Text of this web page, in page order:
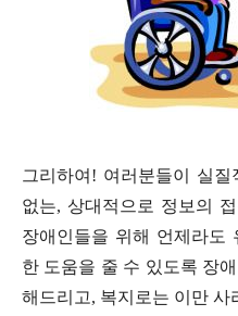
그리하여! 여러분들이 실
없는, 상대적으로 정보의
장애인들을 위해 언제라도
한 도움을 줄 수 있도록 장
해드리고, 복지로는 이만 사